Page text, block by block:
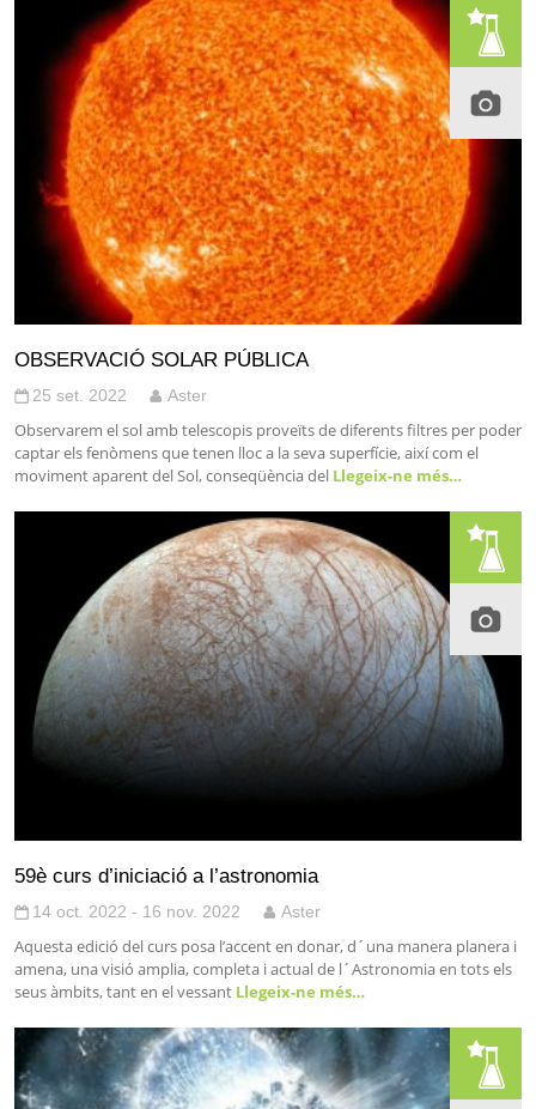
OBSERVACIÓ SOLAR PÚBLICA
25 set. 2022 Aster
Observarem el sol amb telescopis proveïts de diferents filtres per poder
captar els fenòmens que tenen lloc a la seva superfície, així com el
moviment aparent del Sol, conseqüència del Llegeix-ne més…
59è curs d’iniciació a l’astronomia
14 oct. 2022 - 16 nov. 2022 Aster
Aquesta edició del curs posa l’accent en donar, d´una manera planera i
amena, una visió amplia, completa i actual de l´Astronomia en tots els
seus àmbits, tant en el vessant Llegeix-ne més…